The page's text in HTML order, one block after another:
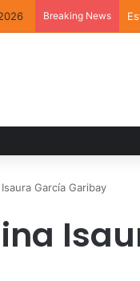
Breaking News
García Garibay